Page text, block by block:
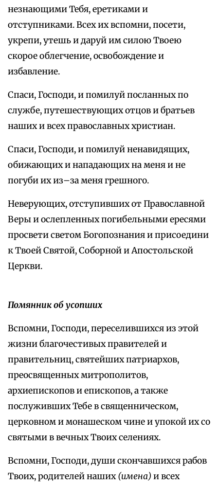
незнающими Тебя, еретиками и
отступниками. Всех их вспомни, посети,
укрепи, утешь и даруй им силою Твоею
скорое облегчение, освобождение и
избавление.
Спаси, Господи, и помилуй посланных по
службе, путешествующих отцов и братьев
наших и всех православных христиан.
Спаси, Господи, и помилуй ненавидящих,
обижающих и нападающих на меня и не
погуби их из–за меня грешного.
Неверующих, отступивших от Православной
Веры и ослепленных погибельными ересями
просвети светом Богопознания и присоедини
к Твоей Святой, Соборной и Апостольской
Церкви.
Помянник об усопших
Вспомни, Господи, переселившихся из этой
жизни благочестивых правителей и
правительниц, святейших патриархов,
преосвященных митрополитов,
архиепископов и епископов, а также
послуживших Тебе в священническом,
церковном и монашеском чине и упокой их со
святыми в вечных Твоих селениях.
Вспомни, Господи, души скончавшихся рабов
Твоих, родителей наших(имена) и всех